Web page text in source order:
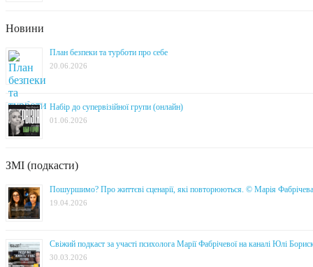
Новини
План безпеки та турботи про себе
20.06.2026
Набір до супервізійної групи (онлайн)
01.06.2026
ЗМІ (подкасти)
Пошуршимо? Про життєві сценарії, які повторюються. © Марія
19.04.2026
Свіжий подкаст за участі психолога Марії Фабрічевої на каналі Юлі
30.03.2026